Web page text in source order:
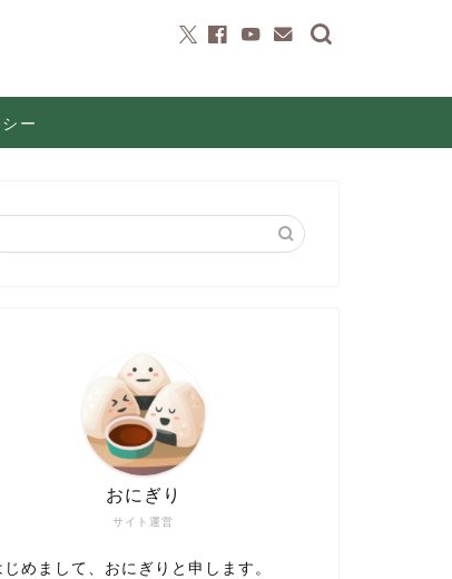
ー
サイト運営
おにぎり
じめまして、おにぎりと申します。